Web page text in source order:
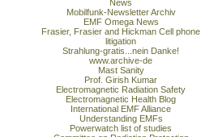
News
Mobilfunk-Newsletter Archiv
EMF Omega News
Frasier, Frasier and Hickman Cell phone
litigation
Strahlung-gratis...nein Danke!
www.archive-de
Mast Sanity
Prof. Girish Kumar
Electromagnetic Radiation Safety
Electromagnetic Health Blog
International EMF Alliance
Understanding EMFs
Powerwatch list of studies